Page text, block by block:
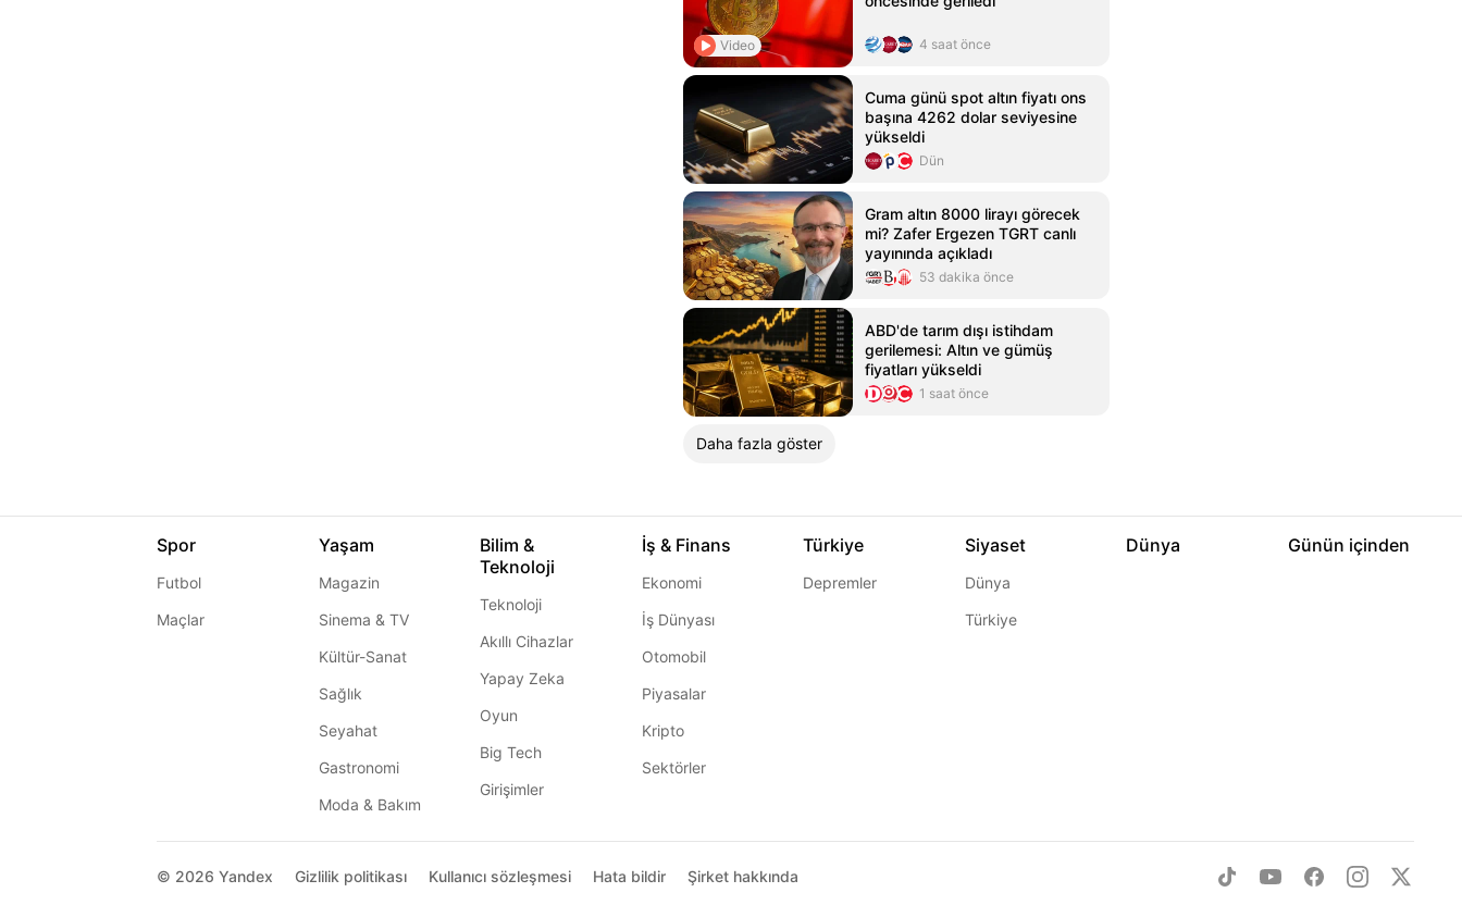
Video 4 saat önce
Cuma günü spot altın fiyatı ons
başına 4262 dolar seviyesine
yükseldi
Dün
Gram altın 8000 lirayı görecek
mi? Zafer Ergezen TGRT canlı
yayınında açıkladı
53 dakika önce
ABD'de tarım dışı istihdam
gerilemesi: Altın ve gümüş
fiyatları yükseldi
1 saat önce
Daha fazla göster
Spor
Futbol
Maçlar
Yaşam
Magazin
Sinema & TV
Kültür-Sanat
Sağlık
Seyahat
Gastronomi
Moda & Bakım
Bilim &
Teknoloji
Teknoloji
Akıllı Cihazlar
Yapay Zeka
Oyun
Big Tech
Girişimler
İş & Finans
Ekonomi
İş Dünyası
Otomobil
Piyasalar
Kripto
Sektörler
Türkiye
Depremler
Siyaset
Dünya
Türkiye
Dünya Günün içinden
© 2026 Yandex Gizlilik politikası Kullanıcı sözleşmesi Hata bildir Şirket hakkında